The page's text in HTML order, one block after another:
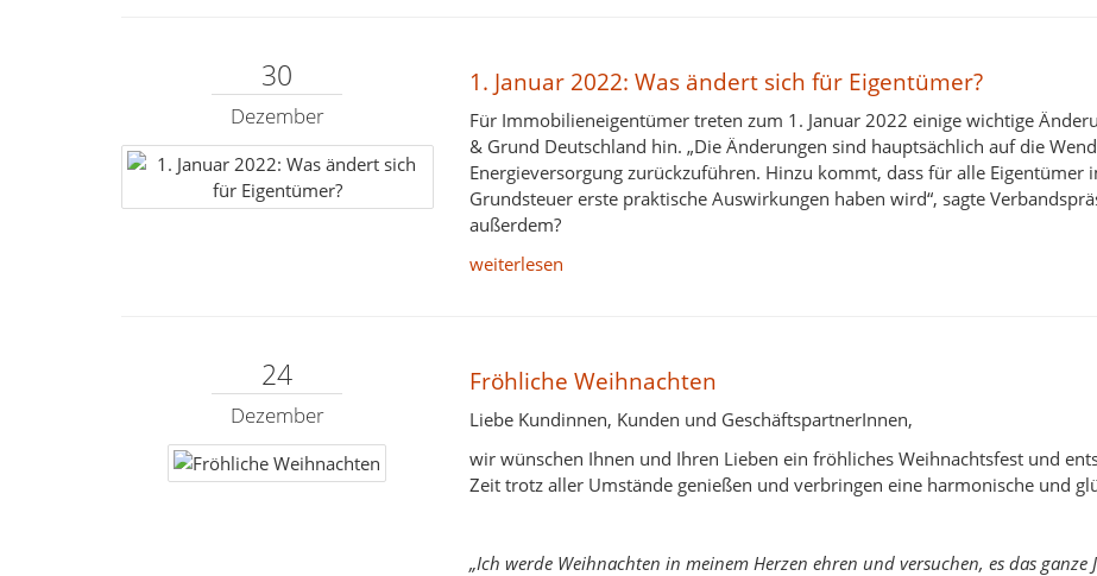
30
Dezember
1. Januar 2022: Was ändert sich für Eigentümer?
Für Immobilieneigentümer treten zum 1. Januar 2022 einige wichtige
& Grund Deutschland hin. „Die Änderungen sind hauptsächlich auf die
Energieversorgung zurückzuführen. Hinzu kommt, dass für alle Eigentümer
Grundsteuer erste praktische Auswirkungen haben wird“, sagte
außerdem?
weiterlesen
24
Dezember
Fröhliche Weihnachten
Liebe Kundinnen, Kunden und GeschäftspartnerInnen,
wir wünschen Ihnen und Ihren Lieben ein fröhliches Weihnachtsfest und
Zeit trotz aller Umstände genießen und verbringen eine harmonische und
„Ich werde Weihnachten in meinem Herzen ehren und versuchen, es das